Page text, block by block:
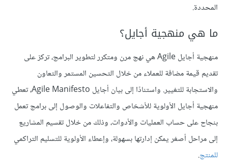
المحددة.
ما هي منهجية أجايل؟
منهجية أجايل Agile هي نهج مرن ومتكرر لتطوير البرامج، تركز على
تقديم قيمة مضافة للعملاء من خلال التحسين المستمر والتعاون
والاستجابة للتغيير. واستنادًا إلى بيان أجايل Agile Manifesto، تعطي
منهجية أجايل الأولوية للأشخاص والتفاعلات والوصول إلى برامج تعمل
بنجاح على حساب العمليات والأدوات، وذلك من خلال تقسيم المشاريع
إلى مراحل أصغر يمكن إدارتها بسهولة، وإعطاء الأولوية للتسليم التراكمي
للمنتج.